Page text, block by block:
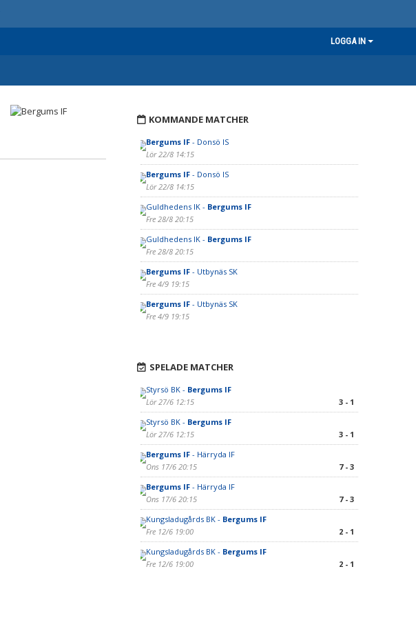
LOGGA IN
KOMMANDE MATCHER
Bergums IF - Donsö IS
Lör 22/8 14:15
Bergums IF - Donsö IS
Lör 22/8 14:15
Guldhedens IK - Bergums IF
Fre 28/8 20:15
Guldhedens IK - Bergums IF
Fre 28/8 20:15
Bergums IF - Utbynäs SK
Fre 4/9 19:15
Bergums IF - Utbynäs SK
Fre 4/9 19:15
SPELADE MATCHER
Styrsö BK - Bergums IF
Lör 27/6 12:15
3 - 1
Styrsö BK - Bergums IF
Lör 27/6 12:15
3 - 1
Bergums IF - Härryda IF
Ons 17/6 20:15
7 - 3
Bergums IF - Härryda IF
Ons 17/6 20:15
7 - 3
Kungsladugårds BK - Bergums IF
Fre 12/6 19:00
2 - 1
Kungsladugårds BK - Bergums IF
Fre 12/6 19:00
2 - 1